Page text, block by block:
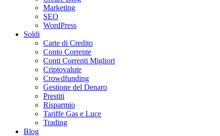
Marketing
SEO
WordPress
Soldi
Carte di Credito
Conto Corrente
Conti Correnti Migliori
Criptovalute
Crowdfunding
Gestione del Denaro
Prestiti
Risparmio
Tariffe Gas e Luce
Trading
Blog